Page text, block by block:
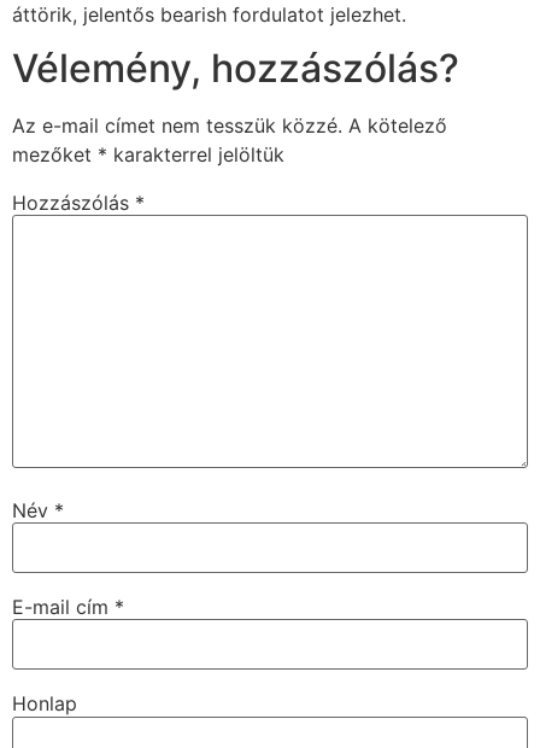
áttörik, jelentős bearish fordulatot jelezhet.
Vélemény, hozzászólás?
Az e-mail címet nem tesszük közzé. A kötelező
mezőket * karakterrel jelöltük
Hozzászólás *
Név *
E-mail cím *
Honlap